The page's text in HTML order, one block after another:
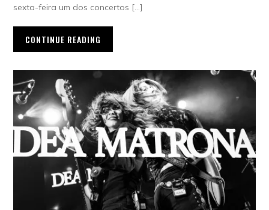
sexta-feira um dos concertos […]
CONTINUE READING